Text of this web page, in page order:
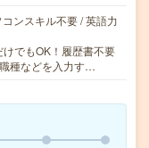
ンスキル不要 / 英語力
でもOK！履歴書不要
種などを入力す…